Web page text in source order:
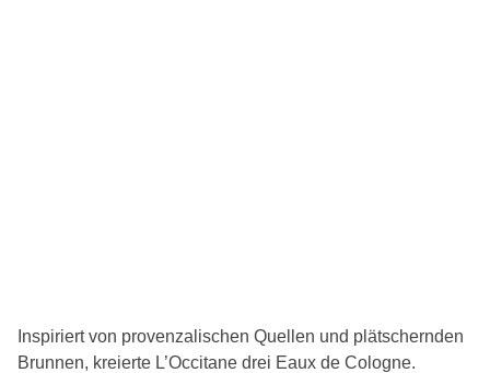
Inspiriert von provenzalischen Quellen und plätschernden
Brunnen, kreierte L’Occitane drei Eaux de Cologne.